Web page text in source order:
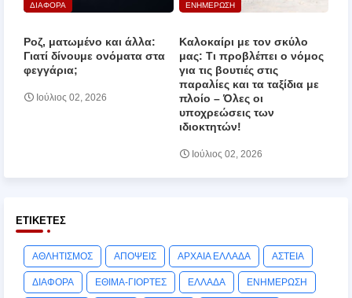
ΔΙΑΦΟΡΑ
Ροζ, ματωμένο και άλλα:
Γιατί δίνουμε ονόματα στα
φεγγάρια;
Ιούλιος 02, 2026
ΕΝΗΜΕΡΩΣΗ
Καλοκαίρι με τον σκύλο
μας: Τι προβλέπει ο νόμος
για τις βουτιές στις
παραλίες και τα ταξίδια με
πλοίο – Όλες οι
υποχρεώσεις των
ιδιοκτητών!
Ιούλιος 02, 2026
ΕΤΙΚΈΤΕΣ
ΑΘΛΗΤΙΣΜΟΣ ΑΠΟΨΕΙΣ ΑΡΧΑΙΑ ΕΛΛΑΔΑ ΑΣΤΕΙΑ
ΔΙΑΦΟΡΑ ΕΘΙΜΑ-ΓΙΟΡΤΕΣ ΕΛΛΑΔΑ ΕΝΗΜΕΡΩΣΗ